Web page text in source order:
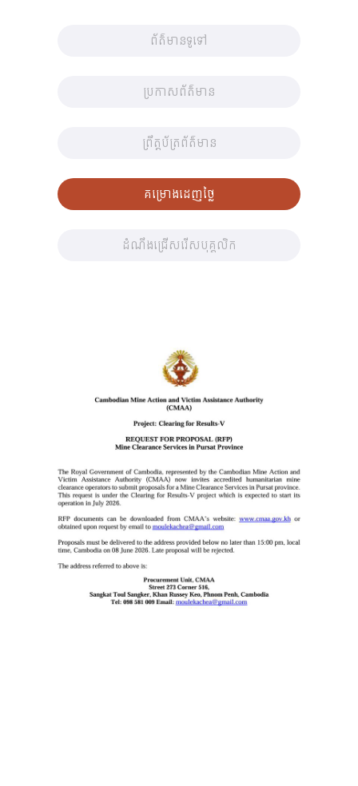
ព័ត៌មានទូទៅ
ប្រកាសព័ត៌មាន
ព្រឹត្តប័ត្រព័ត៌មាន
គម្រោងដេញថ្លៃ
ដំណឹងជ្រើសរើសបុគ្គលិក